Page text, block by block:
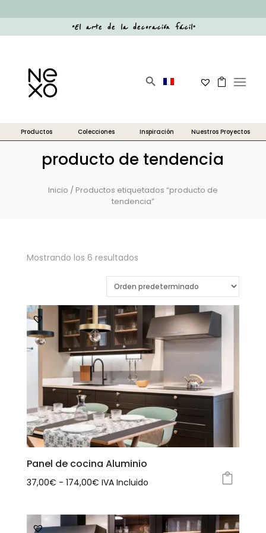
“El arte de la decoración fácil”
producto de tendencia
Inicio / Productos etiquetados “producto de
tendencia”
Mostrando los 6 resultados
Panel de cocina Aluminio
37,00€ - 174,00€Rango
precios:
desde
IVA Incluido
producto
tiene